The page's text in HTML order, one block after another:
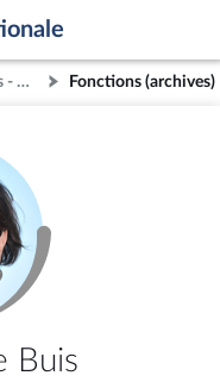
Mme Sabine Buis - Mandat clos - Ardèche (3e circonscription) Fonctions (archives)
Buis